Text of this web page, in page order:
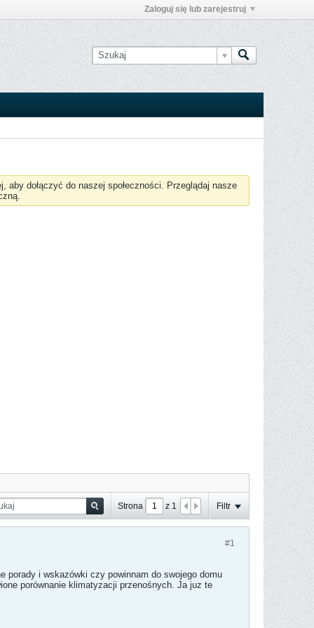
Zaloguj się lub zarejestruj
dołączyć do naszej społeczności. Przeglądaj nasze
Strona z 1 Filtr
#1
porady i wskazówki czy powinnam do swojego domu
porównanie klimatyzacji przenośnych. Ja juz te